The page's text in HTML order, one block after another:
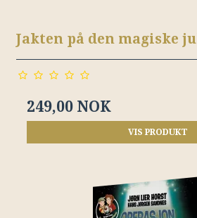
Jakten på den magiske
249,00 NOK
VIS PRODUKT